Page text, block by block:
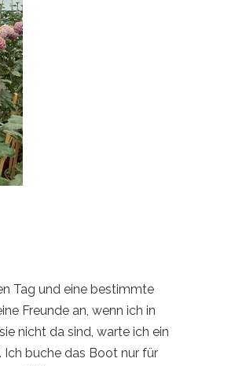
Tag und eine bestimmte
Freunde an, wenn ich in
nicht da sind, warte ich ein
buche das Boot nur für